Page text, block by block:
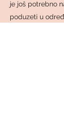
je još potrebno
poduzeti u